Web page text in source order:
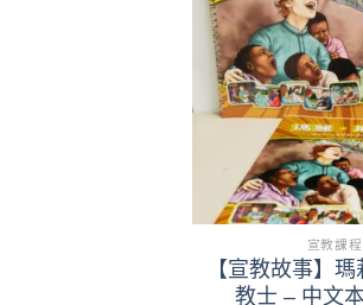
+
宣教課程
【宣教故事】
教士 – 中文